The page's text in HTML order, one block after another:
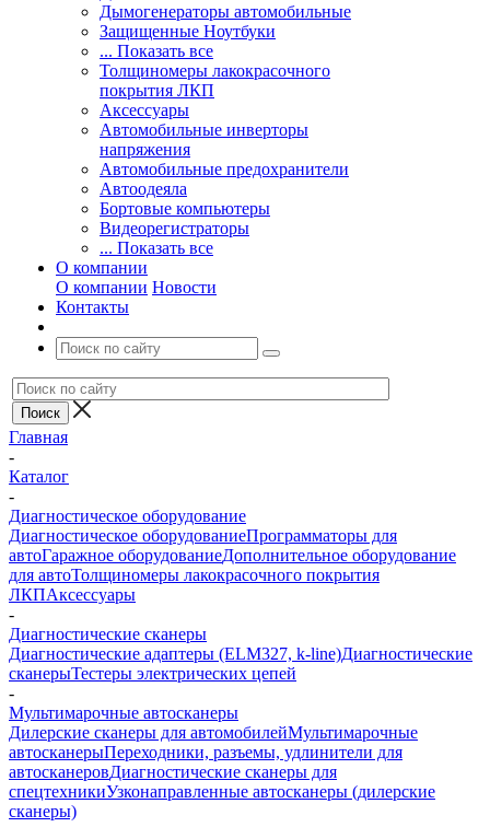
Дымогенераторы автомобильные
Защищенные Ноутбуки
... Показать все
Толщиномеры лакокрасочного
покрытия ЛКП
Аксессуары
Автомобильные инверторы
напряжения
Автомобильные предохранители
Автоодеяла
Бортовые компьютеры
Видеорегистраторы
... Показать все
О компании
О компании Новости
Контакты
Главная
-
Каталог
-
Диагностическое оборудование
Диагностическое оборудованиеПрограмматоры для
автоГаражное оборудованиеДополнительное оборудование
для автоТолщиномеры лакокрасочного покрытия
ЛКПАксессуары
-
Диагностические сканеры
Диагностические адаптеры (ELM327, k-line)Диагностические
сканерыТестеры электрических цепей
-
Мультимарочные автосканеры
Дилерские сканеры для автомобилейМультимарочные
автосканерыПереходники, разъемы, удлинители для
автосканеровДиагностические сканеры для
спецтехникиУзконаправленные автосканеры (дилерские
сканеры)